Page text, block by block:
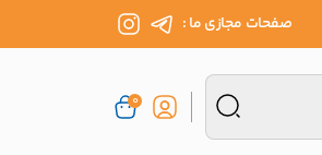
صفحات مجازی ما :
0